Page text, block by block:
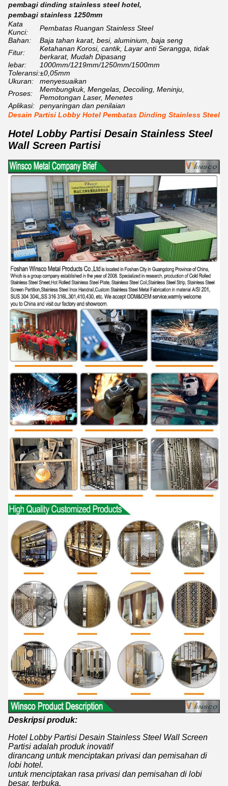
pembagi dinding stainless steel hotel,
pembagi stainless 1250mm
Kata
Kunci:
Pembatas Ruangan Stainless Steel
Bahan:
Baja tahan karat, besi, aluminium, baja seng
Fitur:
Ketahanan Korosi, cantik, Layar anti Serangga, tidak
berkarat, Mudah Dipasang
lebar:
1000mm/1219mm/1250mm/1500mm
Toleransi:±0,05mm
Ukuran:
menyesuaikan
Proses:
Membungkuk, Mengelas, Decoiling, Meninju,
Pemotongan Laser, Menetes
Aplikasi:
penyaringan dan penilaian
Desain Partisi Lobby Hotel Pembatas Dinding Stainless Steel
Hotel Lobby Partisi Desain Stainless Steel
Wall Screen Partisi
Deskripsi produk:
Hotel Lobby Partisi Desain Stainless Steel Wall Screen
Partisi adalah produk inovatif
dirancang untuk menciptakan privasi dan pemisahan di
lobi hotel.
untuk menciptakan rasa privasi dan pemisahan di lobi
besar, terbuka.